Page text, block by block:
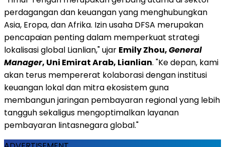
perdagangan dan keuangan yang menghubungkan
Asia, Eropa, dan Afrika. Izin usaha DFSA merupakan
pencapaian penting dalam memperkuat strategi
lokalisasi global Lianlian," ujar Emily Zhou,General
Manager, Uni Emirat Arab, Lianlian. "Ke depan, kami
akan terus mempererat kolaborasi dengan institusi
keuangan lokal dan mitra ekosistem guna
membangun jaringan pembayaran regional yang lebih
tangguh sekaligus mengoptimalkan layanan
pembayaran lintasnegara global."